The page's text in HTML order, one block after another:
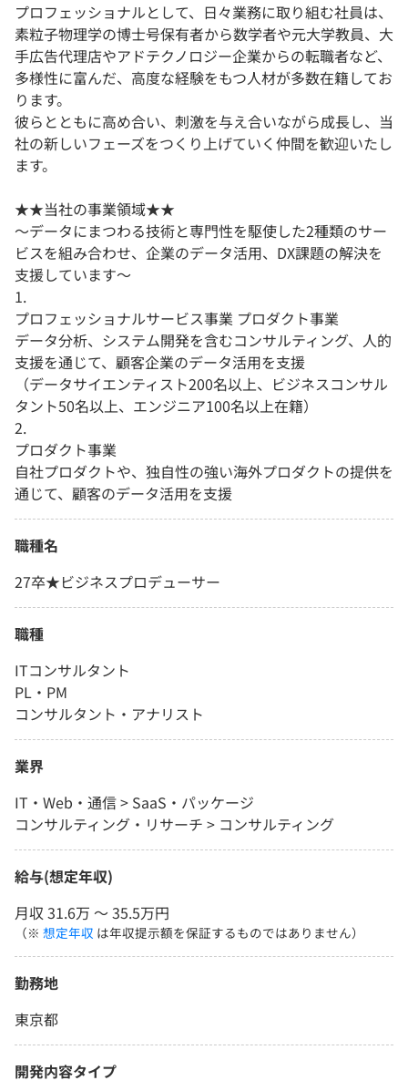
プロフェッショナルとして、日々業務に取り組む社員は、
素粒子物理学の博士号保有者から数学者や元大学教員、大
手広告代理店やアドテクノロジー企業からの転職者など、
多様性に富んだ、高度な経験をもつ人材が多数在籍してお
ります。
彼らとともに高め合い、刺激を与え合いながら成長し、当
社の新しいフェーズをつくり上げていく仲間を歓迎いたし
ます。
★★当社の事業領域★★
〜データにまつわる技術と専門性を駆使した2種類のサー
ビスを組み合わせ、企業のデータ活用、DX課題の解決を
支援しています〜
1.
プロフェッショナルサービス事業 プロダクト事業
データ分析、システム開発を含むコンサルティング、人的
支援を通じて、顧客企業のデータ活用を支援
（データサイエンティスト200名以上、ビジネスコンサル
タント50名以上、エンジニア100名以上在籍）
2.
プロダクト事業
自社プロダクトや、独自性の強い海外プロダクトの提供を
通じて、顧客のデータ活用を支援
職種名
27卒★ビジネスプロデューサー
職種
ITコンサルタント
PL・PM
コンサルタント・アナリスト
業界
IT・Web・通信 > SaaS・パッケージ
コンサルティング・リサーチ > コンサルティング
給与(想定年収)
月収 31.6万 〜 35.5万円
（※ 想定年収 は年収提示額を保証するものではありません）
勤務地
東京都
開発内容タイプ